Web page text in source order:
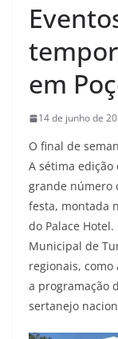
em
14 de junho de
O final de
A sétima edição
grande número
festa, montada
do Palace
Municipal de
regionais, como
a programação
sertanejo